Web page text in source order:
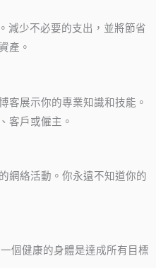
減少不必要的支出，並將節省
產。
客展示你的專業知識和技能。
客戶或僱主。
網絡活動。你永遠不知道你的
個健康的身體是達成所有目標